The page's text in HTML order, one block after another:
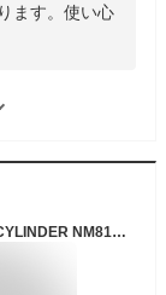
ます。使い心
ノースフェイス(THE NORTH FACE)BC MASTER CYLINDER NM81826 WK F WK